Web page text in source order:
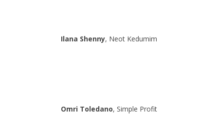
Ilana Shenny, Neot Kedumim
Omri Toledano, Simple Profit